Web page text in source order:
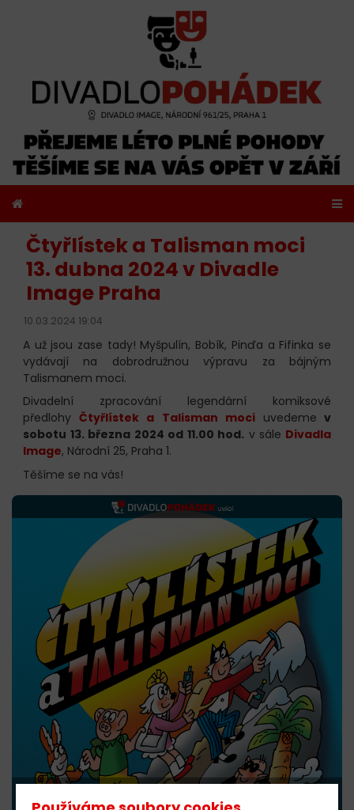
Čtyřlístek a Talisman moci
13. dubna 2024 v Divadle
Image Praha
10.03.2024 19:04
A už jsou zase tady! Myšpulín, Bobík, Pinďa a Fifinka se
vydávají na dobrodružnou výpravu za bájným
Talismanem moci.
Divadelní zpracování legendární komiksové
předlohyČtyřlístek a Talisman mociuvedeme v
sobotu 13. března 2024 od 11.00 hod. v sále Divadla
Image, Národní 25, Praha 1.
Těšíme se na vás!